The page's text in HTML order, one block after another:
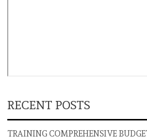
RECENT POSTS
TRAINING COMPREHENSIVE